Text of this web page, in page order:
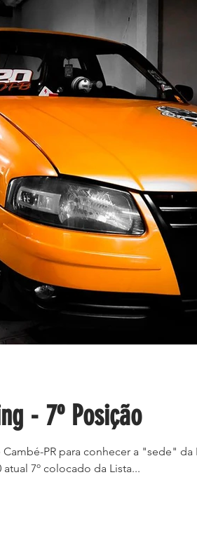
- 7º Posição
PR para conhecer a "sede" da
7º colocado da Lista...